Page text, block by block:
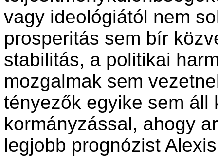
vagy ideológiától nem
prosperitás sem bír
stabilitás, a politikai
mozgalmak sem
tényezők egyike sem áll
kormányzással, ahogy
legjobb prognózist